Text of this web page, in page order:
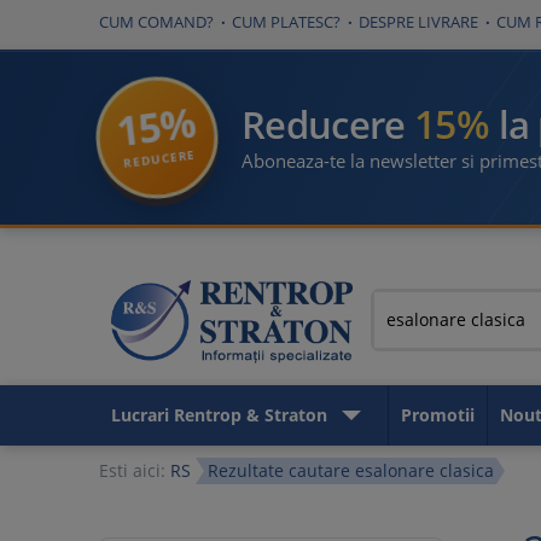
CUM COMAND? CUM PLATESC? DESPRE LIVRARE CUM
15%
REDUCERE
Reducere 15%
Aboneaza-te la newsletter si
Lucrari Rentrop & Straton Promotii
Esti aici: RS Rezultate cautare esalonare clasica